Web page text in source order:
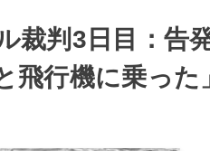
裁判3日目：告
行機に乗った